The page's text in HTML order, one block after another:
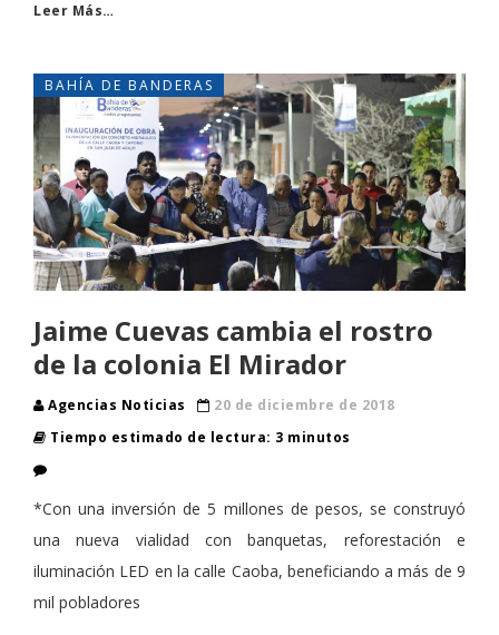
Leer Más…
BAHÍA DE BANDERAS
Jaime Cuevas cambia el rostro
de la colonia El Mirador
Agencias Noticias
20 de diciembre de 2018
Tiempo estimado de lectura: 3 minutos
*Con una inversión de 5 millones de pesos, se construyó
una nueva vialidad con banquetas, reforestación e
iluminación LED en la calle Caoba, beneficiando a más de 9
mil pobladores